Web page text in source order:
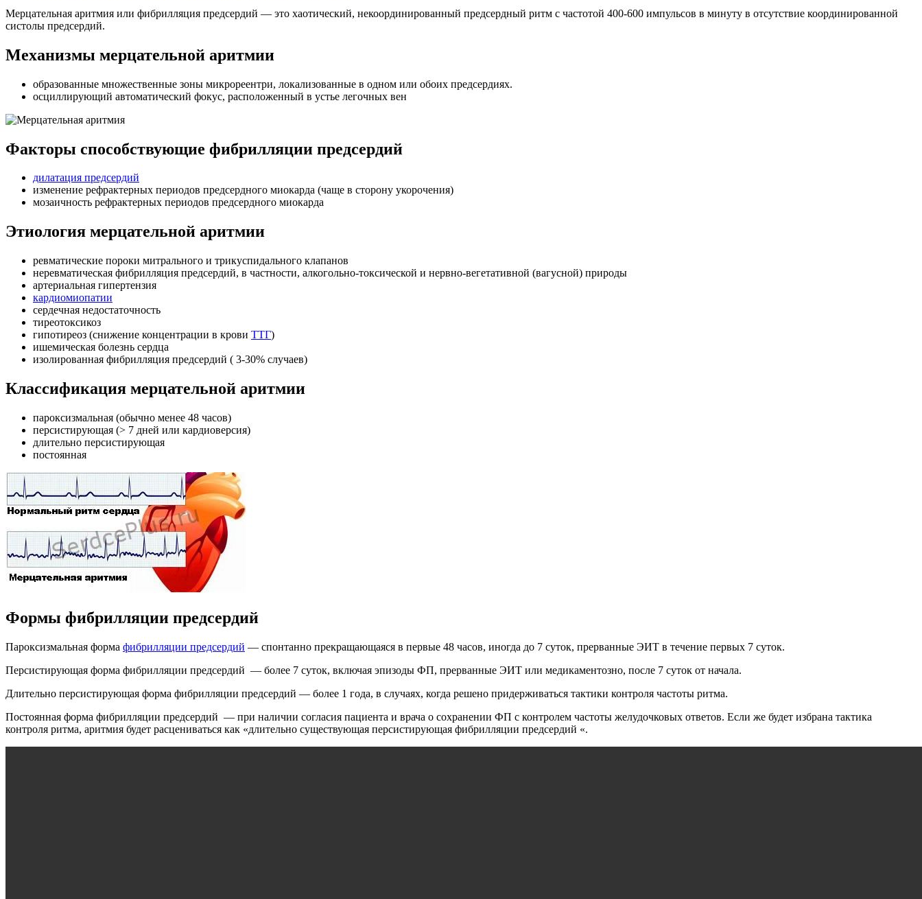
Мерцательная аритмия или фибрилляция предсердий — это хаотический, некоординированный предсердный ритм с частотой 400-600 импульсов в минуту в отсутствие координированной
систолы предсердий.
Механизмы мерцательной аритмии
образованные множественные зоны микрореентри, локализованные в одном или обоих предсердиях.
осциллирующий автоматический фокус, расположенный в устье легочных вен
Факторы способствующие фибрилляции предсердий
дилатация предсердий
изменение рефрактерных периодов предсердного миокарда (чаще в сторону укорочения)
мозаичность рефрактерных периодов предсердного миокарда
Этиология мерцательной аритмии
ревматические пороки митрального и трикуспидального клапанов
неревматическая фибрилляция предсердий, в частности, алкогольно-токсической и нервно-вегетативной (вагусной) природы
артериальная гипертензия
кардиомиопатии
сердечная недостаточность
тиреотоксикоз
гипотиреоз (снижение концентрации в крови ТТГ)
ишемическая болезнь сердца
изолированная фибрилляция предсердий ( 3-30% случаев)
Классификация мерцательной аритмии
пароксизмальная (обычно менее 48 часов)
персистирующая (> 7 дней или кардиоверсия)
длительно персистирующая
постоянная
Формы фибрилляции предсердий
Пароксизмальная форма фибрилляции предсердий — спонтанно прекращающаяся в первые 48 часов, иногда до 7 суток, прерванные ЭИТ в течение первых 7 суток.
Персистирующая форма фибрилляции предсердий — более 7 суток, включая эпизоды ФП, прерванные ЭИТ или медикаментозно, после 7 суток от начала.
Длительно персистирующая форма фибрилляции предсердий — более 1 года, в случаях, когда решено придерживаться тактики контроля частоты ритма.
Постоянная форма фибрилляции предсердий — при наличии согласия пациента и врача о сохранении ФП с контролем частоты желудочковых ответов. Если же будет избрана тактика
контроля ритма, аритмия будет расцениваться как «длительно существующая персистирующая фибрилляции предсердий «.